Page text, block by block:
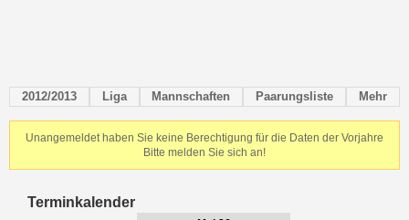
2012/2013 Liga Mannschaften Paarungsliste Mehr
Unangemeldet haben Sie keine Berechtigung für die Daten der Vorjahre
Bitte melden Sie sich an!
Terminkalender